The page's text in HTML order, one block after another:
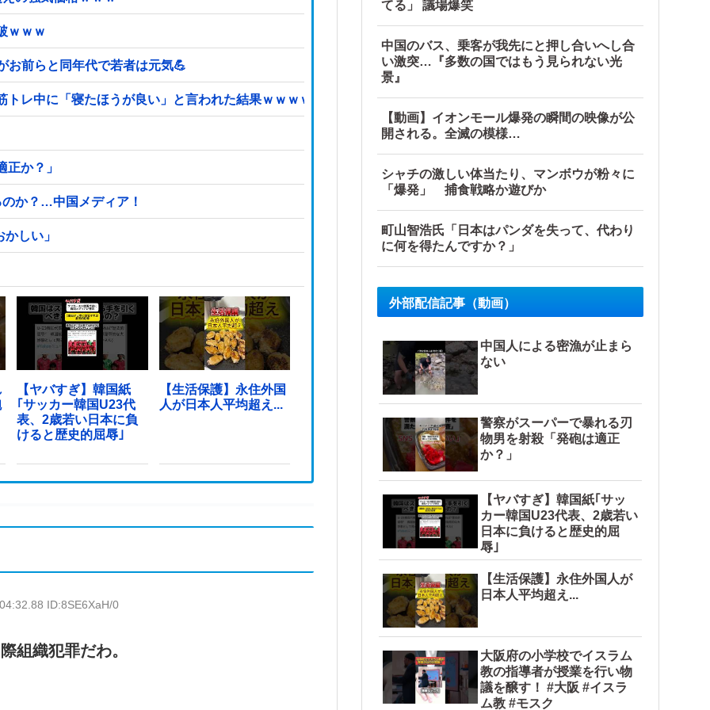
ｗｗｗ
お前らと同年代で若者は元気💪
レ中に「寝たほうが良い」と言われた結果ｗｗｗｗ
か？」
か？…中国メディア！
しい」
【ヤバすぎ】韓国紙
｢サッカー韓国U23代
表、2歳若い日本に負
けると歴史的屈辱｣
【生活保護】永住外国
人が日本人平均超え...
ID:8SE6XaH/0
組織犯罪だわ。
てる」 議場爆笑
中国のバス、乗客が我先にと押し合いへし合
い激突…『多数の国ではもう見られない光
景』
【動画】イオンモール爆発の瞬間の映像が公
開される。全滅の模様…
シャチの激しい体当たり、マンボウが粉々に
「爆発」 捕食戦略か遊びか
町山智浩氏「日本はパンダを失って、代わり
に何を得たんですか？」
外部配信記事（動画）
中国人による密漁が止まら
ない
警察がスーパーで暴れる刃
物男を射殺「発砲は適正
か？」
【ヤバすぎ】韓国紙｢サッ
カー韓国U23代表、2歳若い
日本に負けると歴史的屈
辱｣
【生活保護】永住外国人が
日本人平均超え...
大阪府の小学校でイスラム
教の指導者が授業を行い物
議を醸す！ #大阪 #イスラ
ム教 #モスク